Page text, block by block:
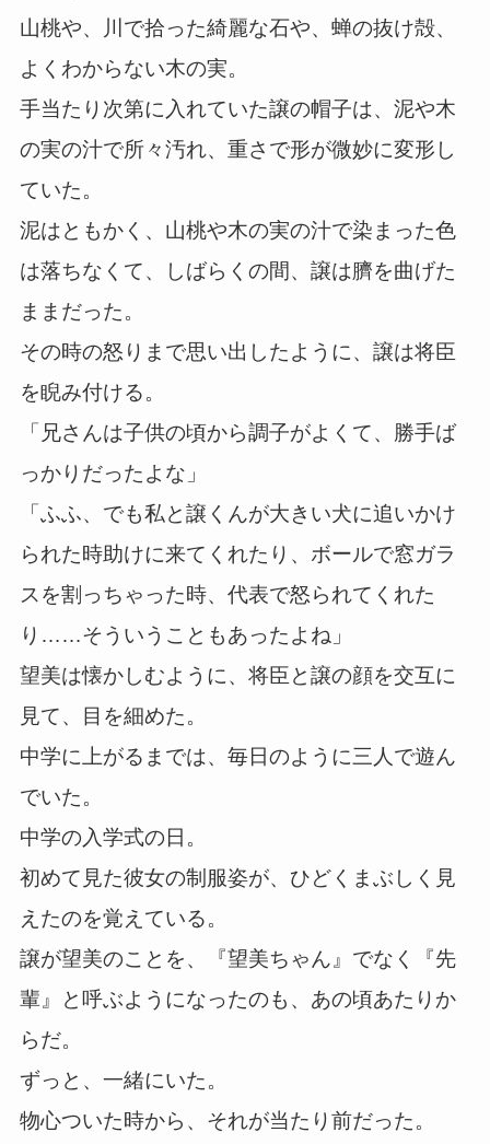
山桃や、川で拾った綺麗な石や、蝉の抜け殻、
よくわからない木の実。
手当たり次第に入れていた譲の帽子は、泥や木
の実の汁で所々汚れ、重さで形が微妙に変形し
ていた。
泥はともかく、山桃や木の実の汁で染まった色
は落ちなくて、しばらくの間、譲は臍を曲げた
ままだった。
その時の怒りまで思い出したように、譲は将臣
を睨み付ける。
「兄さんは子供の頃から調子がよくて、勝手ば
っかりだったよな」
「ふふ、でも私と譲くんが大きい犬に追いかけ
られた時助けに来てくれたり、ボールで窓ガラ
スを割っちゃった時、代表で怒られてくれた
り……そういうこともあったよね」
望美は懐かしむように、将臣と譲の顔を交互に
見て、目を細めた。
中学に上がるまでは、毎日のように三人で遊ん
でいた。
中学の入学式の日。
初めて見た彼女の制服姿が、ひどくまぶしく見
えたのを覚えている。
譲が望美のことを、『望美ちゃん』でなく『先
輩』と呼ぶようになったのも、あの頃あたりか
らだ。
ずっと、一緒にいた。
物心ついた時から、それが当たり前だった。